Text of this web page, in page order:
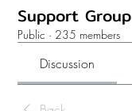
Support Group
Public · 235 members
Discussion